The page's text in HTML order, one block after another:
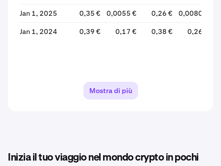
Jan 1, 2025 0,35 € 0,0055 € 0,26 € 0,0080 €
Jan 1, 2024 0,39 € 0,17 € 0,38 € 0,26 €
Mostra di più
Inizia il tuo viaggio nel mondo crypto in pochi